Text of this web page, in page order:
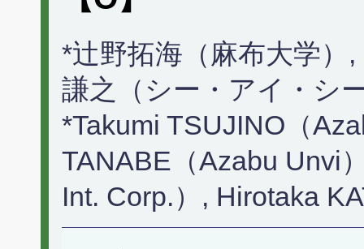
*辻野拓海（麻布大学）
謙之（シー・アイ・シ
*Takumi TSUJINO（
TANABE（Azabu Unvi
Int. Corp.）, Hirotaka